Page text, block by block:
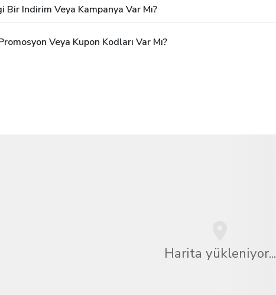
Indirim Veya Kampanya Var Mı?
Veya Kupon Kodları Var Mı?
Harita yükleniyor...